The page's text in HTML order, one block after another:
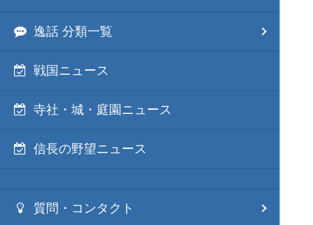
逸話 分類一覧
戦国ニュース
寺社・城・庭園ニュース
信長の野望ニュース
質問・コンタクト